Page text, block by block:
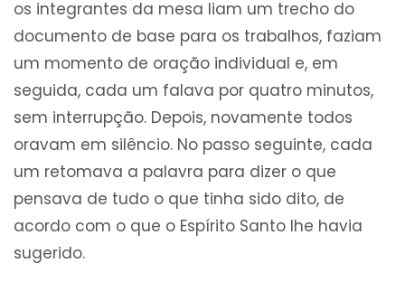
os integrantes da mesa liam um trecho do
documento de base para os trabalhos, faziam
um momento de oração individual e, em
seguida, cada um falava por quatro minutos,
sem interrupção. Depois, novamente todos
oravam em silêncio. No passo seguinte, cada
um retomava a palavra para dizer o que
pensava de tudo o que tinha sido dito, de
acordo com o que o Espírito Santo lhe havia
sugerido.